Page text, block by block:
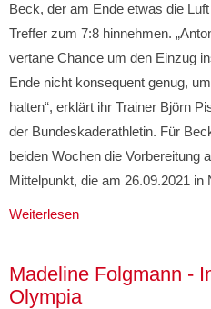
Beck, der am Ende etwas die
Treffer zum 7:8 hinnehmen.
vertane Chance um den Einzug
Ende nicht konsequent genug,
halten“, erklärt ihr Trainer Björn
der Bundeskaderathletin. Für
beiden Wochen die Vorbereitung
Mittelpunkt, die am 26.09.2021 in
Weiterlesen
Madeline Folgmann -
Olympia